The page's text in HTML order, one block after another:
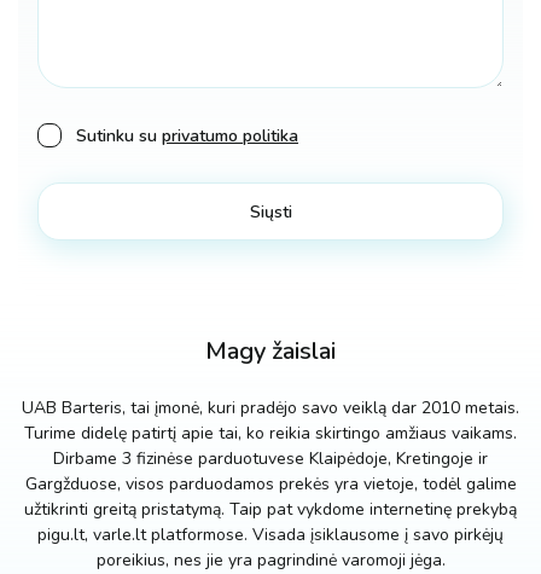
Sutinku su privatumo politika
Magy žaislai
UAB Barteris, tai įmonė, kuri pradėjo savo veiklą dar 2010 metais.
Turime didelę patirtį apie tai, ko reikia skirtingo amžiaus vaikams.
Dirbame 3 fizinėse parduotuvese Klaipėdoje, Kretingoje ir
Gargžduose, visos parduodamos prekės yra vietoje, todėl galime
užtikrinti greitą pristatymą. Taip pat vykdome internetinę prekybą
pigu.lt, varle.lt platformose. Visada įsiklausome į savo pirkėjų
poreikius, nes jie yra pagrindinė varomoji jėga.